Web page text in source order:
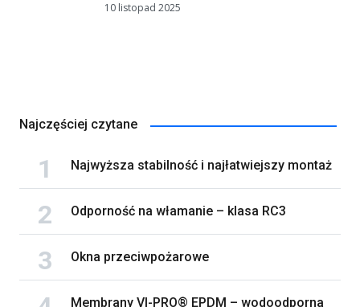
10 listopad 2025
Najczęściej czytane
Najwyższa stabilność i najłatwiejszy montaż
Odporność na włamanie – klasa RC3
Okna przeciwpożarowe
Membrany VI-PRO® EPDM – wodoodporna